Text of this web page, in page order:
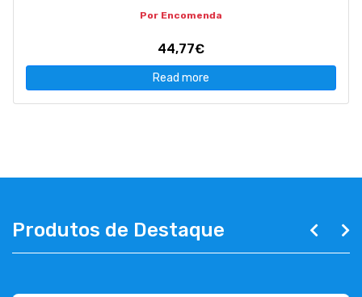
Por Encomenda
44,77€
Read more
Produtos de Destaque